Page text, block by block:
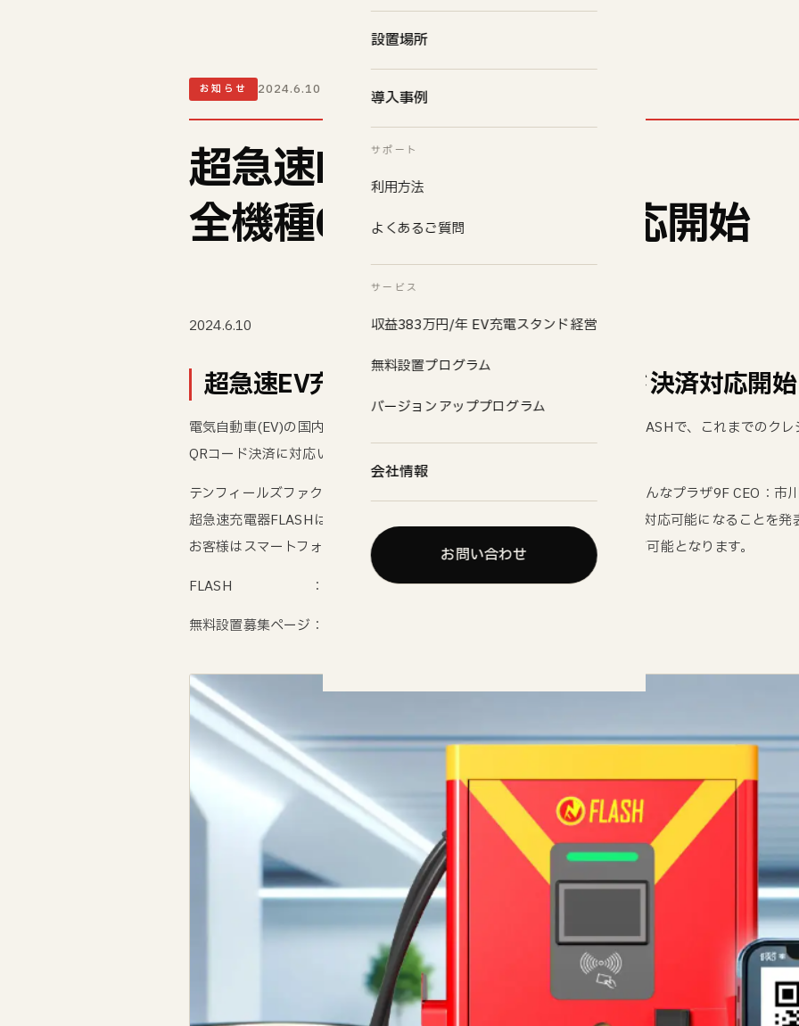
設置場所
導入事例
サポート
利用方法
よくあるご質問
サービス
収益383万円/年 EV充電スタンド経営
無料設置プログラム
バージョンアッププログラム
会社情報
お問い合わせ
お知らせ 2024.6.10
超急速EV充電器FLASH
全機種QRコード決済対応開始
2024.6.10
超急速EV充電器FLASH 全機種QRコード決済対応開始
電気自動車(EV)の国内最大級の180kWの充電速度を誇るEV超急速充電器FLASHで、これまでのク
QRコード決済に対応いたします。
テンフィールズファクトリー株式会社（京都府相楽郡精華町光台1-7 けいはんなプラザ9F CEO：市
超急速充電器FLASHは現在設置されている全機種においてQRコード決済が対応可能になることを
お客様はスマートフォンを用いて、より便利で迅速な充電サービスの利用が可能となります。
FLASH ：
無料設置募集ページ：